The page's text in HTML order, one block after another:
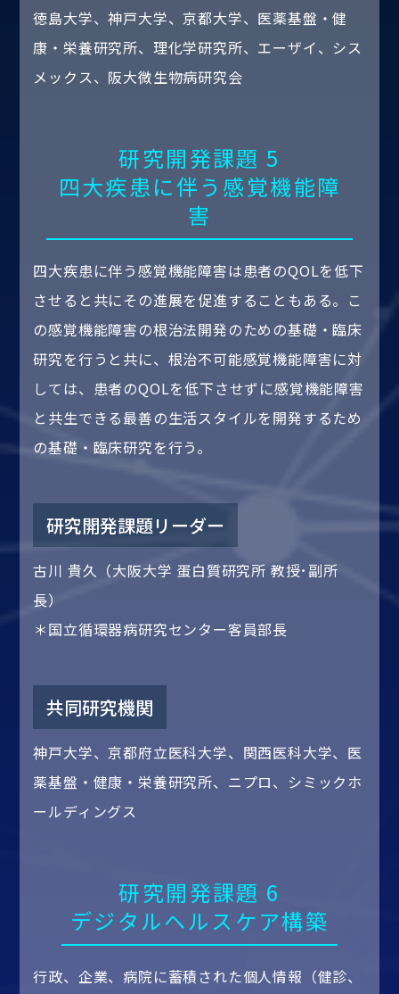
徳島大学、神戸大学、京都大学、医薬基盤・健
康・栄養研究所、理化学研究所、エーザイ、シス
メックス、阪大微生物病研究会
研究開発課題 5
四大疾患に伴う感覚機能障
害
四大疾患に伴う感覚機能障害は患者のQOLを低下
させると共にその進展を促進することもある。こ
の感覚機能障害の根治法開発のための基礎・臨床
研究を行うと共に、根治不可能感覚機能障害に対
しては、患者のQOLを低下させずに感覚機能障害
と共生できる最善の生活スタイルを開発するため
の基礎・臨床研究を行う。
研究開発課題リーダー
古川 貴久（大阪大学 蛋白質研究所 教授･副所
長）
＊国立循環器病研究センター客員部長
共同研究機関
神戸大学、京都府立医科大学、関西医科大学、医
薬基盤・健康・栄養研究所、ニプロ、シミックホ
ールディングス
研究開発課題 6
デジタルヘルスケア構築
行政、企業、病院に蓄積された個人情報（健診、